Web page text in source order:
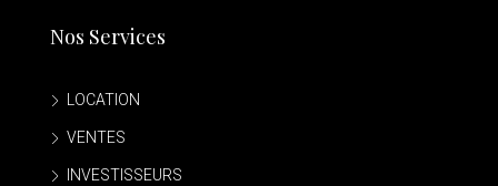
Nos Services
LOCATION
VENTES
INVESTISSEURS